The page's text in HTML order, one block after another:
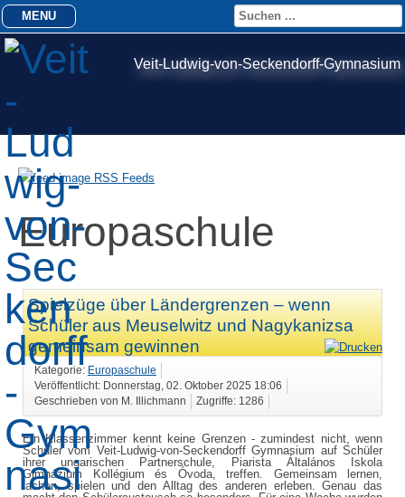
Veit-Ludwig-von-Seckendorff-Gymnasium
MENU
RSS Feeds
Europaschule
Spielzüge über Ländergrenzen – wenn
Schüler aus Meuselwitz und Nagykanizsa
gemeinsam gewinnen
Kategorie: Europaschule
Veröffentlicht: Donnerstag, 02. Oktober 2025 18:06
Geschrieben von M. Illichmann
Zugriffe: 1286
Ein Klassenzimmer kennt keine Grenzen - zumindest nicht, wenn
Schüler vom Veit-Ludwig-von-Seckendorff Gymnasium auf Schüler
ihrer ungarischen Partnerschule, Piarista Általános Iskola
Gimnázium Kollégium és Óvoda, treffen. Gemeinsam lernen,
lachen, spielen und den Alltag des anderen erleben. Genau das